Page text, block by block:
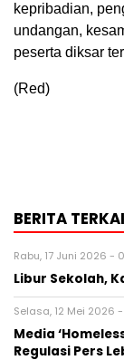
kepribadian,
undangan,
peserta diksar
(Red)
BERITA
Rabu, 17 Juni 2026 -
Libur Sekolah,
Selasa, 12 Mei 2026 -
Media
Regulasi Pers